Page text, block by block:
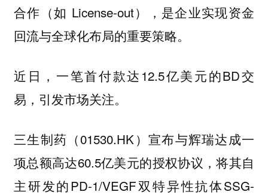
合作（如 License-out），是企业实现资金
回流与全球化布局的重要策略。
近日，一笔首付款达12.5亿美元的BD交
易，引发市场关注。
三生制药（01530.HK）宣布与辉瑞达成一
项总额高达60.5亿美元的授权协议，将其自
主研发的PD-1/VEGF双特异性抗体SSG-